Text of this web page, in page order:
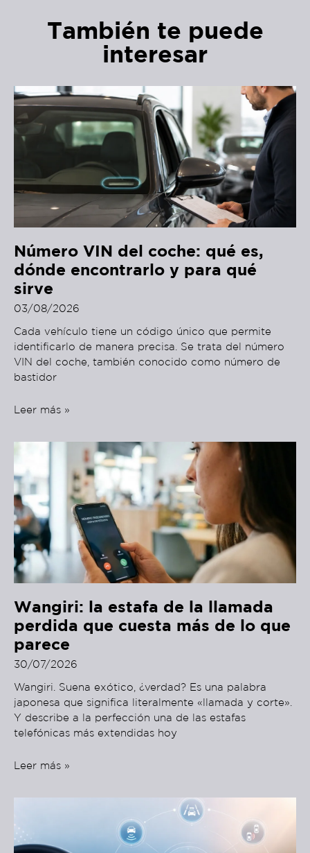
También te puede
interesar
Número VIN del coche: qué es,
dónde encontrarlo y para qué
sirve
03/08/2026
Cada vehículo tiene un código único que permite
identificarlo de manera precisa. Se trata del número
VIN del coche, también conocido como número de
bastidor
Leer más »
Wangiri: la estafa de la llamada
perdida que cuesta más de lo que
parece
30/07/2026
Wangiri. Suena exótico, ¿verdad? Es una palabra
japonesa que significa literalmente «llamada y corte».
Y describe a la perfección una de las estafas
telefónicas más extendidas hoy
Leer más »